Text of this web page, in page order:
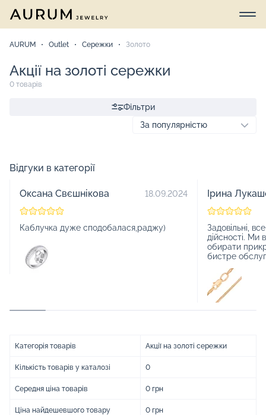
AURUM Outlet Сережки Золото
Акції на золоті сережки
0 товарів
Фільтри
Відгуки в категорії
Оксана Свєшнікова 18.09.2024
Каблучка дуже сподобалася,раджу)
Ірина
Задовільні,
дійсності. Ми
обирати
бистре
Категорія товарів Акції на золоті сережки
Кількість товарів у каталозі 0
Середня ціна товарів 0 грн
Ціна найдешевшого товару 0 грн